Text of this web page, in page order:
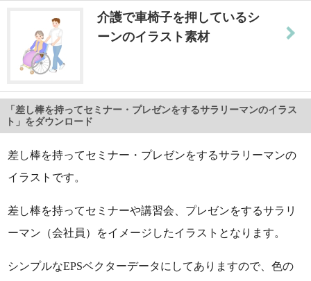
介護で車椅子を押しているシ
ーンのイラスト素材
「差し棒を持ってセミナー・プレゼンをするサラリーマンのイラス
ト」をダウンロード
差し棒を持ってセミナー・プレゼンをするサラリーマンの
イラストです。
差し棒を持ってセミナーや講習会、プレゼンをするサラリ
ーマン（会社員）をイメージしたイラストとなります。
シンプルなEPSベクターデータにしてありますので、色の